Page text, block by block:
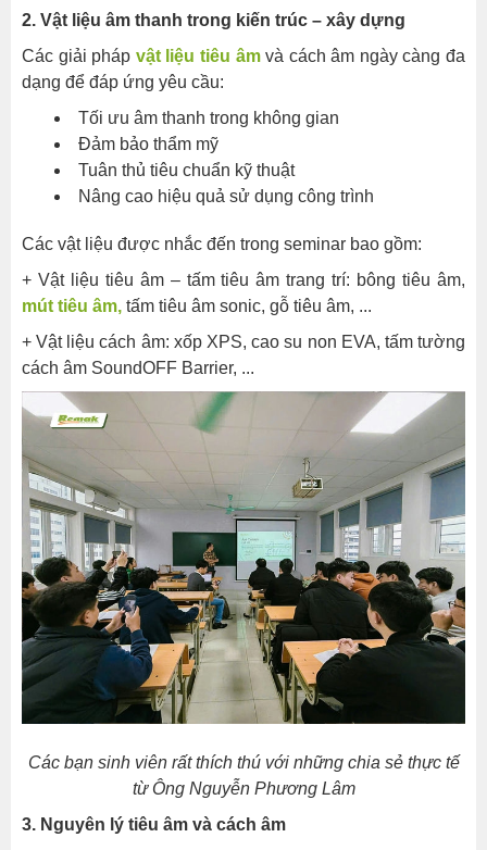
Đại
Xây
dựng
–
luận
bằng
vật
liệu
Hotline:
2. Vật liệu âm thanh trong kiến trúc – xây dựng
Các giải pháp vật liệu tiêu âmvà cách âm ngày càng đa
dạng để đáp ứng yêu cầu:
Tối ưu âm thanh trong không gian
Đảm bảo thẩm mỹ
Tuân thủ tiêu chuẩn kỹ thuật
Nâng cao hiệu quả sử dụng công trình
Các vật liệu được nhắc đến trong seminar bao gồm:
+ Vật liệu tiêu âm – tấm tiêu âm trang trí: bông tiêu âm,
mút tiêu âm, tấm tiêu âm sonic, gỗ tiêu âm, ...
+ Vật liệu cách âm: xốp XPS, cao su non EVA, tấm tường
cách âm SoundOFF Barrier, ...
Các bạn sinh viên rất thích thú với những chia sẻ thực tế
từ Ông Nguyễn Phương Lâm
3. Nguyên lý tiêu âm và cách âm